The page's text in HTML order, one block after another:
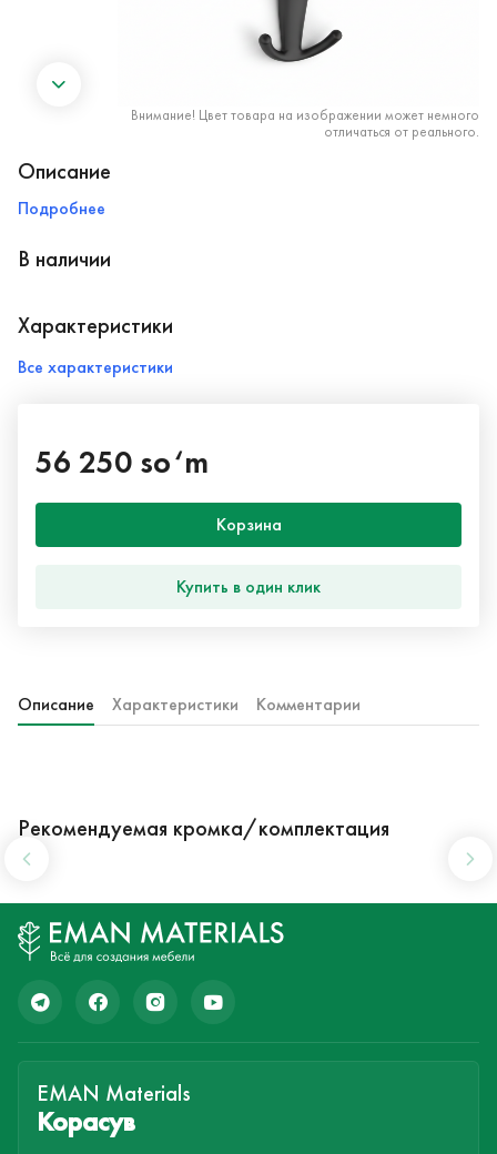
Внимание! Цвет товара на изображении может немного
отличаться от реального.
Описание
Подробнее
В наличии
Характеристики
Все характеристики
56 250 so‘m
Корзина
Купить в один клик
Описание Характеристики Комментарии
Рекомендуемая кромка/комплектация
EMAN Materials
Корасув